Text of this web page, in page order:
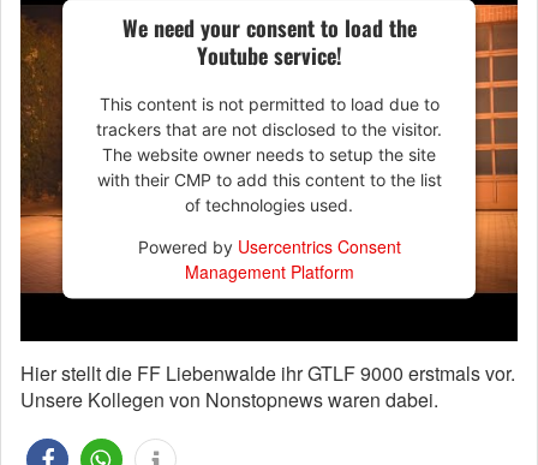
We need your consent to load the
Youtube service!
This content is not permitted to load due to
trackers that are not disclosed to the visitor.
The website owner needs to setup the site
with their CMP to add this content to the list
of technologies used.
Powered by Usercentrics Consent
Management Platform
Hier stellt die FF Liebenwalde ihr GTLF 9000 erstmals vor.
Unsere Kollegen von Nonstopnews waren dabei.